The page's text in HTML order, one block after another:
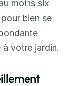
moins six
bien se
votre jardin.